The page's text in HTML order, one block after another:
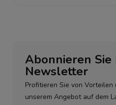
Abonnieren Sie
Newsletter
Profitieren Sie von Vorteilen
unserem Angebot auf dem